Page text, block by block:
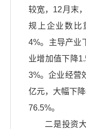
较宽，12月末
规上企业数比
4%。主导产业
业增加值下降
3%。企业经营
亿元，大幅下
76.5%。
二是投资